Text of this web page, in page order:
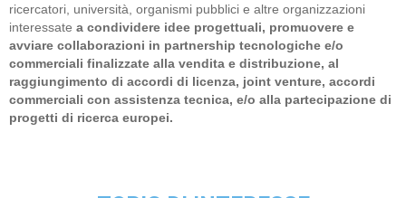
ricercatori, università, organismi pubblici e altre organizzazioni
interessate a condividere idee progettuali, promuovere e
avviare collaborazioni in partnership tecnologiche e/o
commerciali finalizzate alla vendita e distribuzione, al
raggiungimento di accordi di licenza, joint venture, accordi
commerciali con assistenza tecnica, e/o alla partecipazione di
progetti di ricerca europei.